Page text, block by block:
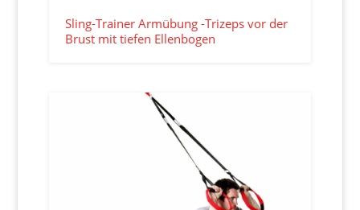
Sling-Trainer Armübung -Trizeps vor der
Brust mit tiefen Ellenbogen